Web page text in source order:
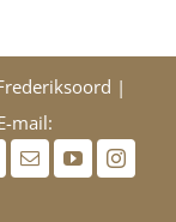
|
mail: